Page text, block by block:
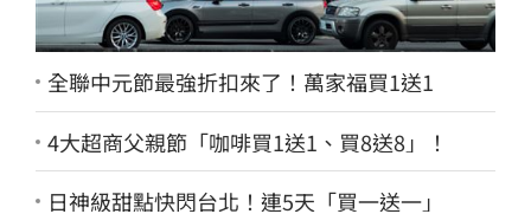
全聯中元節最強折扣來了！萬家福買1送1
4大超商父親節「咖啡買1送1、買8送8」！
日神級甜點快閃台北！連5天「買一送一」